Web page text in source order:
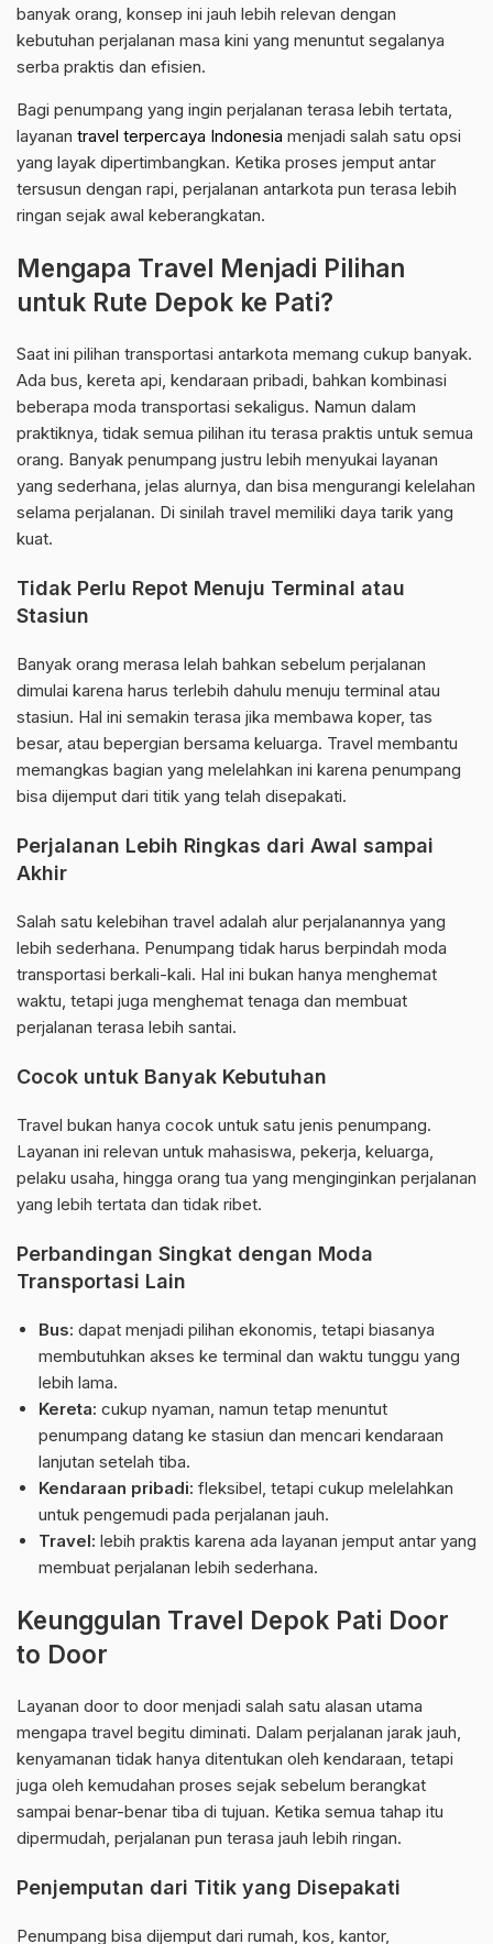
banyak orang, konsep ini jauh lebih relevan dengan
kebutuhan perjalanan masa kini yang menuntut segalanya
serba praktis dan efisien.
Bagi penumpang yang ingin perjalanan terasa lebih tertata,
layanan travel terpercaya Indonesia menjadi salah satu opsi
yang layak dipertimbangkan. Ketika proses jemput antar
tersusun dengan rapi, perjalanan antarkota pun terasa lebih
ringan sejak awal keberangkatan.
Mengapa Travel Menjadi Pilihan
untuk Rute Depok ke Pati?
Saat ini pilihan transportasi antarkota memang cukup banyak.
Ada bus, kereta api, kendaraan pribadi, bahkan kombinasi
beberapa moda transportasi sekaligus. Namun dalam
praktiknya, tidak semua pilihan itu terasa praktis untuk semua
orang. Banyak penumpang justru lebih menyukai layanan
yang sederhana, jelas alurnya, dan bisa mengurangi kelelahan
selama perjalanan. Di sinilah travel memiliki daya tarik yang
kuat.
Tidak Perlu Repot Menuju Terminal atau
Stasiun
Banyak orang merasa lelah bahkan sebelum perjalanan
dimulai karena harus terlebih dahulu menuju terminal atau
stasiun. Hal ini semakin terasa jika membawa koper, tas
besar, atau bepergian bersama keluarga. Travel membantu
memangkas bagian yang melelahkan ini karena penumpang
bisa dijemput dari titik yang telah disepakati.
Perjalanan Lebih Ringkas dari Awal sampai
Akhir
Salah satu kelebihan travel adalah alur perjalanannya yang
lebih sederhana. Penumpang tidak harus berpindah moda
transportasi berkali-kali. Hal ini bukan hanya menghemat
waktu, tetapi juga menghemat tenaga dan membuat
perjalanan terasa lebih santai.
Cocok untuk Banyak Kebutuhan
Travel bukan hanya cocok untuk satu jenis penumpang.
Layanan ini relevan untuk mahasiswa, pekerja, keluarga,
pelaku usaha, hingga orang tua yang menginginkan perjalanan
yang lebih tertata dan tidak ribet.
Perbandingan Singkat dengan Moda
Transportasi Lain
Bus: dapat menjadi pilihan ekonomis, tetapi biasanya
membutuhkan akses ke terminal dan waktu tunggu yang
lebih lama.
Kereta: cukup nyaman, namun tetap menuntut
penumpang datang ke stasiun dan mencari kendaraan
lanjutan setelah tiba.
Kendaraan pribadi: fleksibel, tetapi cukup melelahkan
untuk pengemudi pada perjalanan jauh.
Travel: lebih praktis karena ada layanan jemput antar yang
membuat perjalanan lebih sederhana.
Keunggulan Travel Depok Pati Door
to Door
Layanan door to door menjadi salah satu alasan utama
mengapa travel begitu diminati. Dalam perjalanan jarak jauh,
kenyamanan tidak hanya ditentukan oleh kendaraan, tetapi
juga oleh kemudahan proses sejak sebelum berangkat
sampai benar-benar tiba di tujuan. Ketika semua tahap itu
dipermudah, perjalanan pun terasa jauh lebih ringan.
Penjemputan dari Titik yang Disepakati
Penumpang bisa dijemput dari rumah, kos, kantor,